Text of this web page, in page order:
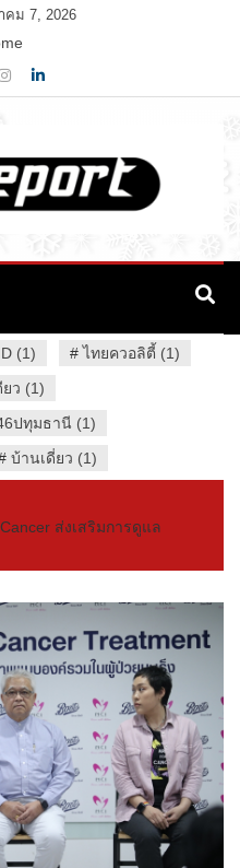
คม 7, 2026
(1) #ไทยควอลิตี้ (1)
ว (1)
ปทุมธานี (1)
บ้านเดี่ยว (1)
ส่งเสริมการดูแล